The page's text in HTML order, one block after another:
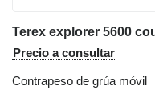
Terex explorer 5600
Precio a consultar
Contrapeso de grúa móvil